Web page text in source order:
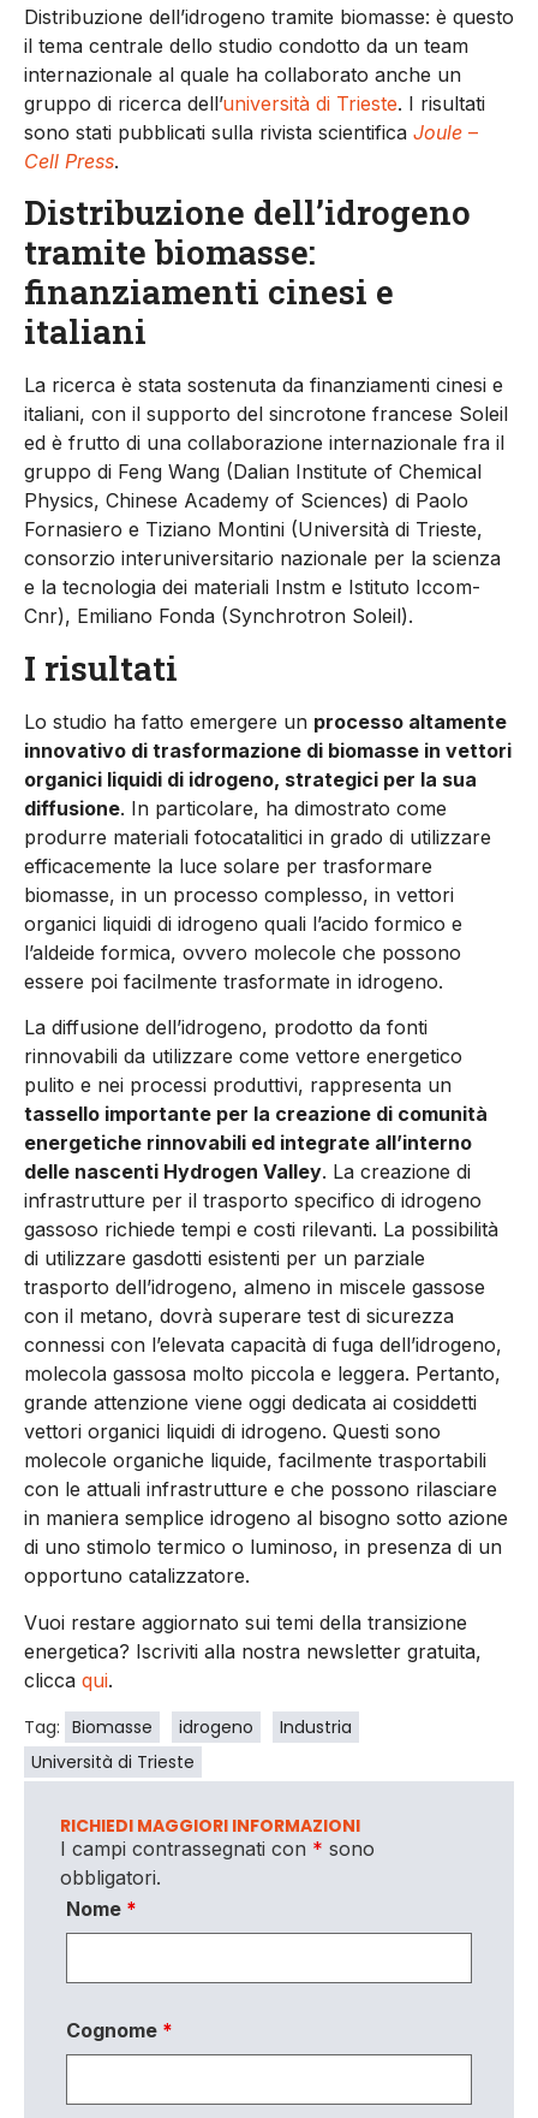
Distribuzione dell’idrogeno tramite biomasse: è questo
il tema centrale dello studio condotto da un team
internazionale al quale ha collaborato anche un
gruppo di ricerca dell’università di Trieste. I risultati
sono stati pubblicati sulla rivista scientifica Joule –
Cell Press.
Distribuzione dell’idrogeno
tramite biomasse:
finanziamenti cinesi e
italiani
La ricerca è stata sostenuta da finanziamenti cinesi e
italiani, con il supporto del sincrotone francese Soleil
ed è frutto di una collaborazione internazionale fra il
gruppo di Feng Wang (Dalian Institute of Chemical
Physics, Chinese Academy of Sciences) di Paolo
Fornasiero e Tiziano Montini (Università di Trieste,
consorzio interuniversitario nazionale per la scienza
e la tecnologia dei materiali Instm e Istituto Iccom-
Cnr), Emiliano Fonda (Synchrotron Soleil).
I risultati
Lo studio ha fatto emergere un processo altamente
innovativo di trasformazione di biomasse in vettori
organici liquidi di idrogeno, strategici per la sua
diffusione. In particolare, ha dimostrato come
produrre materiali fotocatalitici in grado di utilizzare
efficacemente la luce solare per trasformare
biomasse, in un processo complesso, in vettori
organici liquidi di idrogeno quali l’acido formico e
l’aldeide formica, ovvero molecole che possono
essere poi facilmente trasformate in idrogeno.
La diffusione dell’idrogeno, prodotto da fonti
rinnovabili da utilizzare come vettore energetico
pulito e nei processi produttivi, rappresenta un
tassello importante per la creazione di comunità
energetiche rinnovabili ed integrate all’interno
delle nascenti Hydrogen Valley. La creazione di
infrastrutture per il trasporto specifico di idrogeno
gassoso richiede tempi e costi rilevanti. La possibilità
di utilizzare gasdotti esistenti per un parziale
trasporto dell’idrogeno, almeno in miscele gassose
con il metano, dovrà superare test di sicurezza
connessi con l’elevata capacità di fuga dell’idrogeno,
molecola gassosa molto piccola e leggera. Pertanto,
grande attenzione viene oggi dedicata ai cosiddetti
vettori organici liquidi di idrogeno. Questi sono
molecole organiche liquide, facilmente trasportabili
con le attuali infrastrutture e che possono rilasciare
in maniera semplice idrogeno al bisogno sotto azione
di uno stimolo termico o luminoso, in presenza di un
opportuno catalizzatore.
Vuoi restare aggiornato sui temi della transizione
energetica? Iscriviti alla nostra newsletter gratuita,
clicca qui.
Tag: Biomasse idrogeno
Industria
Università di Trieste
RICHIEDI MAGGIORI INFORMAZIONI
I campi contrassegnati con * sono
obbligatori.
Nome *
Cognome *